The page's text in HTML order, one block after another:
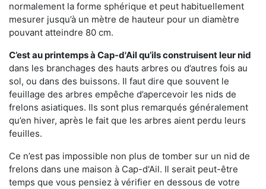
normalement la forme sphérique et peut habituellement
mesurer jusqu’à un mètre de hauteur pour un diamètre
pouvant atteindre 80 cm.
C’est au printemps à Cap-d'Ail qu’ils construisent leur nid
dans les branchages des hauts arbres ou d’autres fois au
sol, ou dans des buissons. Il faut dire que souvent le
feuillage des arbres empêche d’apercevoir les nids de
frelons asiatiques. Ils sont plus remarqués généralement
qu’en hiver, après le fait que les arbres aient perdu leurs
feuilles.
Ce n’est pas impossible non plus de tomber sur un nid de
frelons dans une maison à Cap-d'Ail. Il serait peut-être
temps que vous pensiez à vérifier en dessous de votre